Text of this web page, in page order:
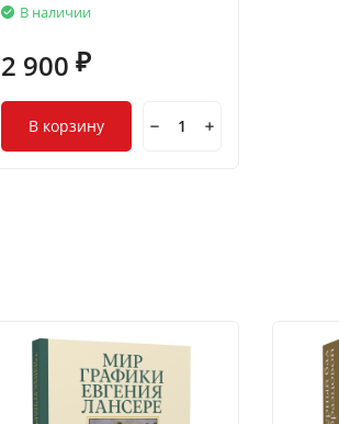
В наличии
2 900₽
В корзину